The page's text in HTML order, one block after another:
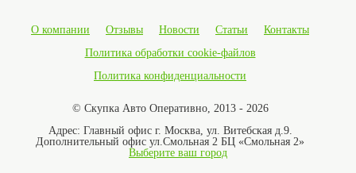
О компании Отзывы Новости Статьи
Контакты
Политика обработки cookie-файлов
Политика конфиденциальности
© Скупка Авто Оперативно, 2013 - 2026
Адрес: Главный офис г. Москва, ул. Витебская д.9.
Дополнительный офис ул.Смольная 2 БЦ «Смольная 2»
Выберите ваш город